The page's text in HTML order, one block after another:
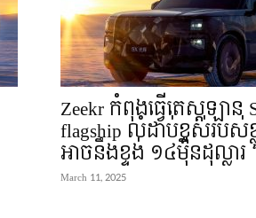
Zeekr កំពុងធ្វើតេស្តឡាន
flagship លំដាប់ខ្ពស់របស់ខ្
អាចនឹងខ្ទង់ ១៤មុឺនដុល្លារ
March 11, 2025